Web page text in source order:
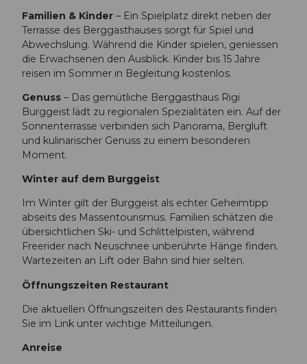
Familien & Kinder – Ein Spielplatz direkt neben der
Terrasse des Berggasthauses sorgt für Spiel und
Abwechslung. Während die Kinder spielen, geniessen
die Erwachsenen den Ausblick. Kinder bis 15 Jahre
reisen im Sommer in Begleitung kostenlos.
Genuss – Das gemütliche Berggasthaus Rigi
Burggeist lädt zu regionalen Spezialitäten ein. Auf der
Sonnenterrasse verbinden sich Panorama, Bergluft
und kulinarischer Genuss zu einem besonderen
Moment.
Winter auf dem Burggeist
Im Winter gilt der Burggeist als echter Geheimtipp
abseits des Massentourismus. Familien schätzen die
übersichtlichen Ski- und Schlittelpisten, während
Freerider nach Neuschnee unberührte Hänge finden.
Wartezeiten an Lift oder Bahn sind hier selten.
Öffnungszeiten Restaurant
Die aktuellen Öffnungszeiten des Restaurants finden
Sie im Link unter wichtige Mitteilungen.
Anreise